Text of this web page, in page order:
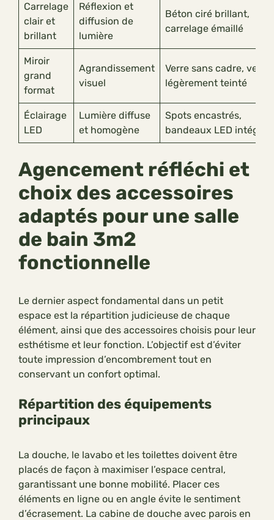
Carrelage
clair et
brillant
Réflexion et
diffusion de
lumière
Béton ciré brillant,
carrelage émaillé
Miroir
grand
format
Agrandissement
visuel
Verre sans cadre, verre
légèrement teinté
Éclairage
LED
Lumière diffuse
et homogène
Spots encastrés,
bandeaux LED intégrés
Agencement réfléchi et
choix des accessoires
adaptés pour une salle
de bain 3m2
fonctionnelle
Le dernier aspect fondamental dans un petit
espace est la répartition judicieuse de chaque
élément, ainsi que des accessoires choisis pour leur
esthétisme et leur fonction. L’objectif est d’éviter
toute impression d’encombrement tout en
conservant un confort optimal.
Répartition des équipements
principaux
La douche, le lavabo et les toilettes doivent être
placés de façon à maximiser l’espace central,
garantissant une bonne mobilité. Placer ces
éléments en ligne ou en angle évite le sentiment
d’écrasement. La cabine de douche avec parois en